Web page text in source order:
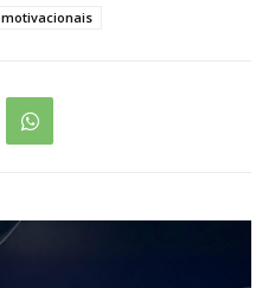
motivacionais